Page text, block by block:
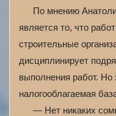
По мнению
является то, что
строительные
дисциплинирует
выполнения работ. Но
налогооблагаемая
— Нет никаких